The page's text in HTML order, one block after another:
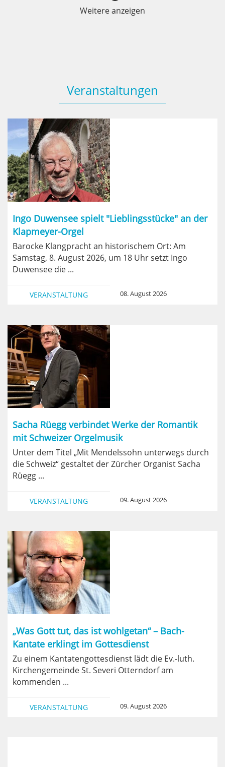
Weitere anzeigen
Veranstaltungen
Ingo Duwensee spielt "Lieblingsstücke" an der
Klapmeyer-Orgel
Barocke Klangpracht an historischem Ort: Am
Samstag, 8. August 2026, um 18 Uhr setzt Ingo
Duwensee die ...
VERANSTALTUNG 08. August 2026
Sacha Rüegg verbindet Werke der Romantik
mit Schweizer Orgelmusik
Unter dem Titel „Mit Mendelssohn unterwegs durch
die Schweiz“ gestaltet der Zürcher Organist Sacha
Rüegg ...
VERANSTALTUNG 09. August 2026
„Was Gott tut, das ist wohlgetan“ – Bach-
Kantate erklingt im Gottesdienst
Zu einem Kantatengottesdienst lädt die Ev.-luth.
Kirchengemeinde St. Severi Otterndorf am
kommenden ...
VERANSTALTUNG 09. August 2026